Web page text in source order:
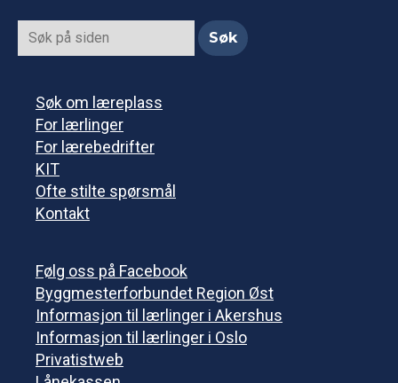
Søk om læreplass
For lærlinger
For lærebedrifter
KIT
Ofte stilte spørsmål
Kontakt
Følg oss på Facebook
Byggmesterforbundet Region Øst
Informasjon til lærlinger i Akershus
Informasjon til lærlinger i Oslo
Privatistweb